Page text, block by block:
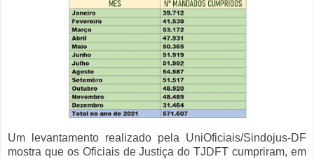
Um levantamento realizado pela UniOficiais/Sindojus-DF
mostra que os Oficiais de Justiça do TJDFT cumpriram, em